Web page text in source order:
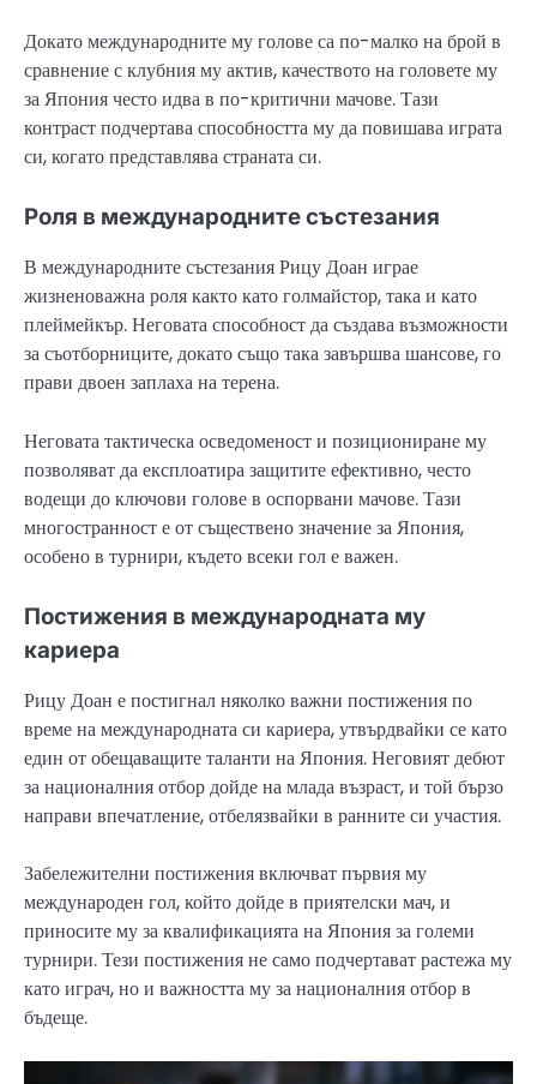
Докато международните му голове са по-малко на брой в
сравнение с клубния му актив, качеството на головете му
за Япония често идва в по-критични мачове. Тази
контраст подчертава способността му да повишава играта
си, когато представлява страната си.
Роля в международните състезания
В международните състезания Рицу Доан играе
жизненоважна роля както като голмайстор, така и като
плеймейкър. Неговата способност да създава възможности
за съотборниците, докато също така завършва шансове, го
прави двоен заплаха на терена.
Неговата тактическа осведоменост и позициониране му
позволяват да експлоатира защитите ефективно, често
водещи до ключови голове в оспорвани мачове. Тази
многостранност е от съществено значение за Япония,
особено в турнири, където всеки гол е важен.
Постижения в международната му
кариера
Рицу Доан е постигнал няколко важни постижения по
време на международната си кариера, утвърдвайки се като
един от обещаващите таланти на Япония. Неговият дебют
за националния отбор дойде на млада възраст, и той бързо
направи впечатление, отбелязвайки в ранните си участия.
Забележителни постижения включват първия му
международен гол, който дойде в приятелски мач, и
приносите му за квалификацията на Япония за големи
турнири. Тези постижения не само подчертават растежа му
като играч, но и важността му за националния отбор в
бъдеще.